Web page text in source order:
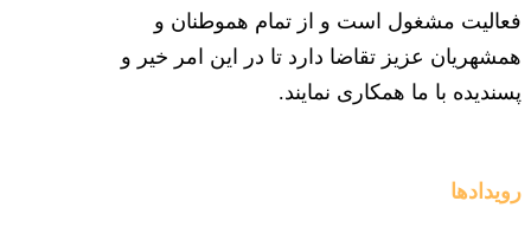
فعالیت مشغول است و از تمام هموطنان و
همشهریان عزیز تقاضا دارد تا در این امر خیر و
پسندیده با ما همکاری نمایند.
رویدادها